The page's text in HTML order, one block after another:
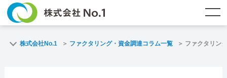
ファクタリングとは？
株式会社No.1 ファクタリング・資金調達コラム一覧 ファクタリン